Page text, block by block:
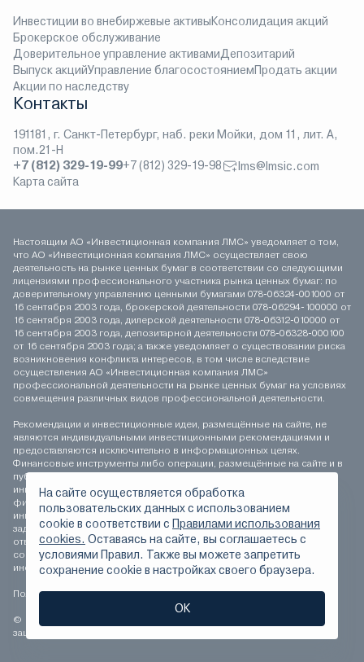
Инвестиции во внебиржевые активыКонсолидация акций
Брокерское обслуживание
Доверительное управление активамиДепозитарий
Выпуск акцийУправление благосостояниемПродать акции
Акции по наследству
Контакты
191181, г. Санкт-Петербург, наб. реки Мойки, дом 11, лит. А,
пом.21-Н
+7 (812) 329-19-99+7 (812) 329-19-98
lms@lmsic.com
Карта сайта
Настоящим АО «Инвестиционная компания ЛМС» уведомляет о том,
что АО «Инвестиционная компания ЛМС» осуществляет свою
деятельность на рынке ценных бумаг в соответствии со следующими
лицензиями профессионального участника рынка ценных бумаг: по
доверительному управлению ценными бумагами 078-06324-001000 от
16 сентября 2003 года, брокерской деятельности 078-06294-100000 от
16 сентября 2003 года, дилерской деятельности 078-06312-010000 от
16 сентября 2003 года, депозитарной деятельности 078-06328-000100
от 16 сентября 2003 года; а также уведомляет о существовании риска
возникновения конфликта интересов, в том числе вследствие
осуществления АО «Инвестиционная компания ЛМС»
профессиональной деятельности на рынке ценных бумаг на условиях
совмещения различных видов профессиональной деятельности.
Рекомендации и инвестиционные идеи, размещённые на сайте, не
являются индивидуальными инвестиционными рекомендациями и
предоставляются исключительно в информационных целях.
Финансовые инструменты либо операции, размещённые на сайте и в
публикуемых материалах, могут не соответствовать вашему
инвестиционному профилю. Определение соответствия
финансового инструмента либо операции инвестиционным целям,
инвестиционному горизонту и толерантности к риску является
задачей инвестора. АО «Инвестиционная компания ЛМС» не несёт
ответственности за возможные убытки инвестора в случае
совершения операций, либо инвестирования в финансовые
инструменты, упомянутые на сайте и в публикуемых материалах.
Положение о персональных данных
© 1994-2026 АО «Инвестиционная компания ЛМС» Все права
защищены.
На сайте осуществляется обработка
пользовательских данных с использованием
сookie в соответствии с Правилами использования
cookies. Оставаясь на сайте, вы соглашаетесь с
условиями Правил. Также вы можете запретить
сохранение сookie в настройках своего браузера.
ОК